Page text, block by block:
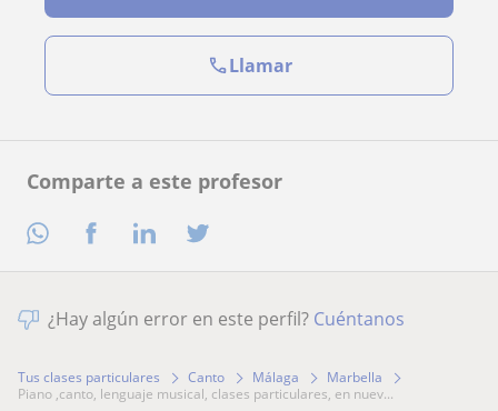
Comparte a este profesor
Llamar
¿Hay algún error en este perfil? Cuéntanos
Tus clases particulares Canto Málaga
Marbella
piano ,canto, lenguaje musical, clases particulares, en nuev...